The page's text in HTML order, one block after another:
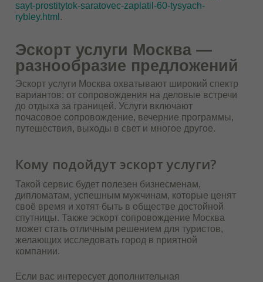
sayt-prostitytok-saratovec-zaplatil-60-tysyach-
rybley.html .
Эскорт услуги Москва —
разнообразие предложений
Эскорт услуги Москва охватывают широкий спектр
вариантов: от сопровождения на деловые встречи
до отдыха за границей. Услуги включают
почасовое сопровождение, вечерние программы,
путешествия, выходы в свет и многое другое.
Кому подойдут эскорт услуги?
Такой сервис будет полезен бизнесменам,
дипломатам, успешным мужчинам, которые ценят
своё время и хотят быть в обществе достойной
спутницы. Также эскорт сопровождение Москва
может стать отличным решением для туристов,
желающих исследовать город в приятной
компании.
Если вас интересует дополнительная